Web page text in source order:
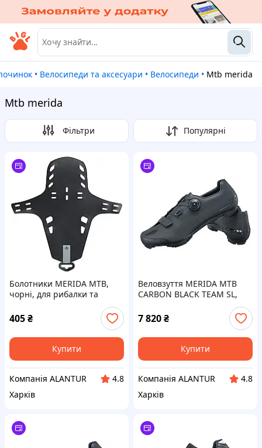
• Велосипеди та аксесуари • Велосипеди • Mtb merida
Mtb merida
Фільтри Популярні
Болотники MERIDA MTB,
чорні, для рибалки та
активного відпочинку, нові
405₴
Купити
Компанія ALANTUR
4.8
Харків
Веловзуття MERIDA MTB
CARBON BLACK TEAM SL,
жорстка карбонова підошва
7 820₴
Купити
Компанія ALANTUR
4.8
Харків